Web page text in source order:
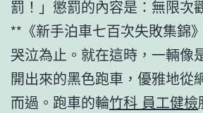
罰！」懲罰的內容是：無限次
**《新手泊車七百次失敗集錦
哭泣為止。就在這時，一輛像
開出來的黑色跑車，優雅地從
而過。跑車的輪竹科 員工健檢